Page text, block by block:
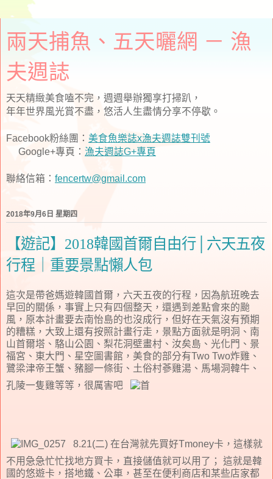
兩天捕魚、五天曬網 － 漁
夫週誌
天天精緻美食嗑不完，週週舉辦獨享打掃趴，
年年世界風光賞不盡，悠活人生盡情分享不停歇。
Facebook粉絲團： 美食魚樂誌x漁夫週誌雙刊號
Google+專頁： 漁夫週誌G+專頁
聯絡信箱： fencertw@gmail.com
2018年9月6日 星期四
【遊記】2018韓國首爾自由行│六天五夜
行程｜重要景點懶人包
這次是帶爸媽遊韓國首爾，六天五夜的行程，因為航班晚去
早回的關係，事實上只有四個整天，還遇到差點會來的颱
風，原本計畫要去南怡島的也沒成行，但好在天氣沒有預期
的糟糕，大致上還有按照計畫行走，景點方面就是明洞、南
山首爾塔、駱山公園、梨花洞壁畫村、汝矣島、光化門、景
福宮、東大門、星空圖書館，美食的部分有Two Two炸雞、
鷺梁津帝王蟹、豬腳一條街、土俗村蔘雞湯、馬場洞韓牛、
孔陵一隻雞等等，很厲害吧
8.21(二) 在台灣就先買好Tmoney卡，這樣就
不用急急忙忙找地方買卡，直接儲值就可以用了； 這就是韓
國的悠遊卡，搭地鐵、公車，甚至在便利商店和某些店家都